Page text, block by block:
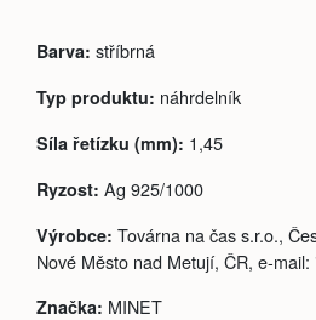
Barva: stříbrná
Typ produktu: náhrdelník
Síla řetízku (mm): 1,45
Ryzost: Ag 925/1000
Výrobce: Továrna na čas s.r.o.,
Nové Město nad Metují, ČR, e-
Značka: MINET